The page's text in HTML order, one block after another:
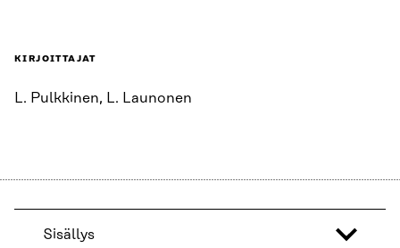
KIRJOITTAJAT
L. Pulkkinen, L. Launonen
Sisällys